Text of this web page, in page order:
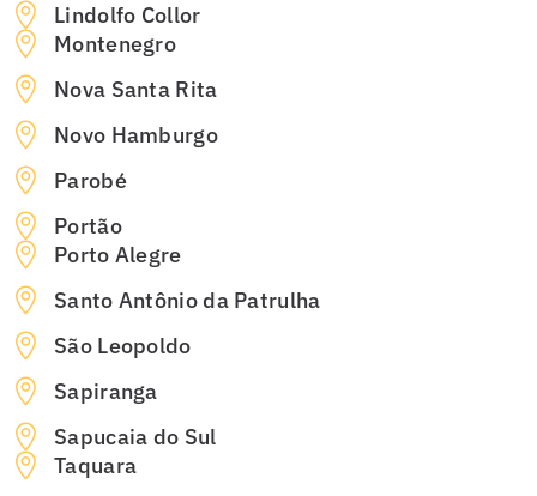
Lindolfo Collor
Montenegro
Nova Santa Rita
Novo Hamburgo
Parobé
Portão
Porto Alegre
Santo Antônio da Patrulha
São Leopoldo
Sapiranga
Sapucaia do Sul
Taquara